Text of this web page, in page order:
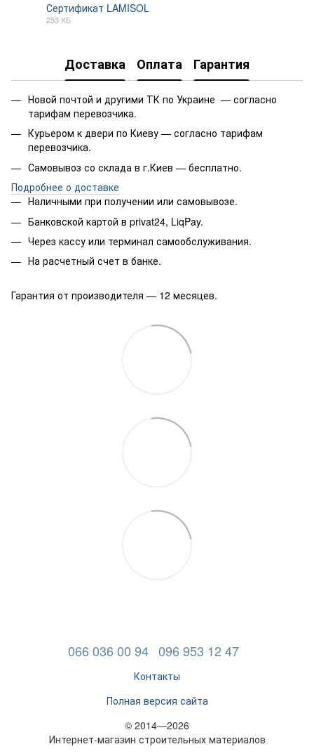
Сертификат LAMISOL
253 КБ
Доставка Оплата Гарантия
Новой почтой и другими ТК по Украине — согласно
тарифам перевозчика.
Курьером к двери по Киеву — согласно тарифам
перевозчика.
Самовывоз со склада в г.Киев — бесплатно.
Подробнее о доставке
Наличными при получении или самовывозе.
Банковской картой в privat24, LiqPay.
Через кассу или терминал самообслуживания.
На расчетный счет в банке.
Гарантия от производителя — 12 месяцев.
066 036 00 94 096 953 12 47
Контакты
Полная версия сайта
© 2014—2026
Интернет-магазин строительных материалов